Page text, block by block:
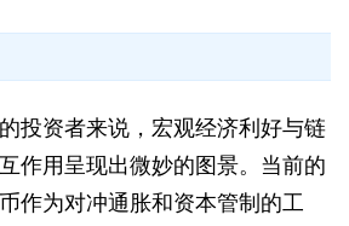
投资者来说，宏观经济利好与链
作用呈现出微妙的图景。当前的
作为对冲通胀和资本管制的工